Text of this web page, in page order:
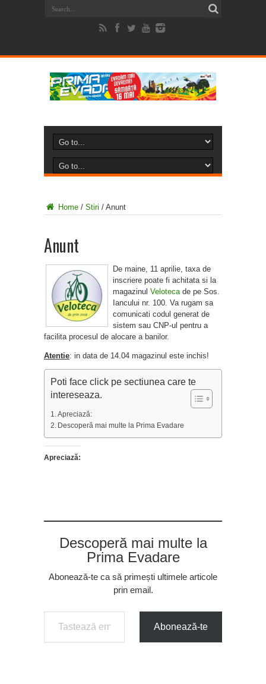
Home / Stiri / Anunt
Anunt
De maine, 11 aprilie, taxa de
inscriere poate fi achitata si la
magazinul Veloteca de pe Sos.
Iancului nr. 100. Va rugam sa
comunicati codul generat de
sistem sau CNP-ul pentru a
facilita procesul de alocare a banilor.
Atentie: in data de 14.04 magazinul este inchis!
Poti face click pe sectiunea care te
intereseaza.
Apreciază:
Descoperă mai multe la Prima Evadare
Apreciază:
Descoperă mai multe la
Prima Evadare
Abonează-te ca să primești ultimele articole
prin email.
Tastează emailul tău...
Abonează-te